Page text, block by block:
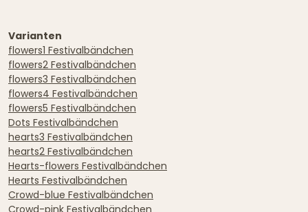
Varianten
flowers1 Festivalbändchen
flowers2 Festivalbändchen
flowers3 Festivalbändchen
flowers4 Festivalbändchen
flowers5 Festivalbändchen
Dots Festivalbändchen
hearts3 Festivalbändchen
hearts2 Festivalbändchen
Hearts-flowers Festivalbändchen
Hearts Festivalbändchen
Crowd-blue Festivalbändchen
Crowd-pink Festivalbändchen